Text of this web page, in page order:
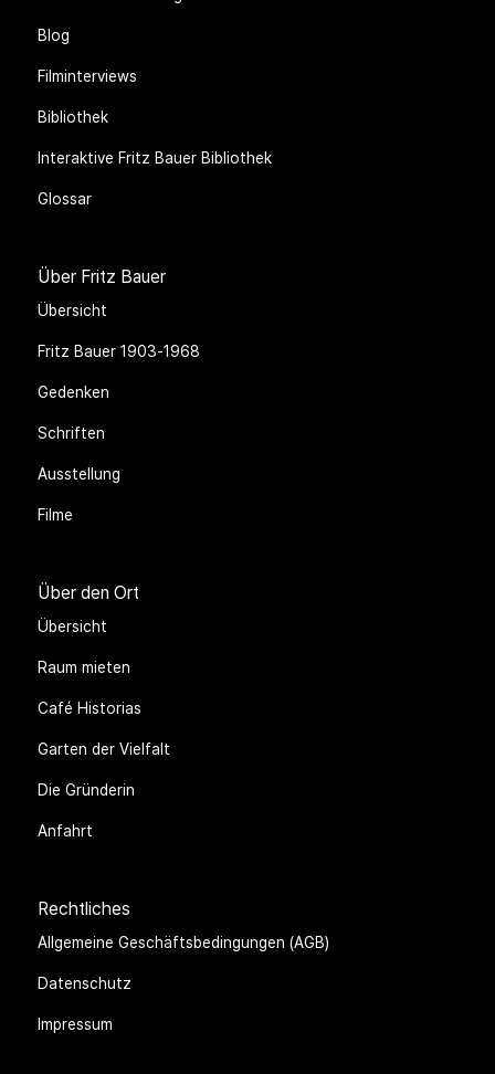
Blog
Filminterviews
Bibliothek
Interaktive Fritz Bauer Bibliothek
Glossar
Über Fritz Bauer
Übersicht
Fritz Bauer 1903-1968
Gedenken
Schriften
Ausstellung
Filme
Über den Ort
Übersicht
Raum mieten
Café Historias
Garten der Vielfalt
Die Gründerin
Anfahrt
Rechtliches
Allgemeine Geschäftsbedingungen (AGB)
Datenschutz
Impressum